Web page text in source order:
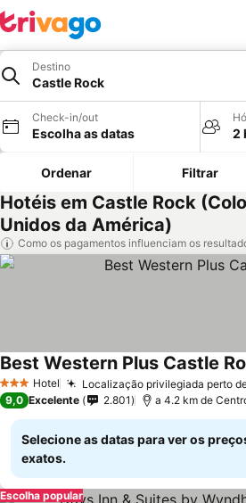
Destino
Castle Rock
Check-in/out
Escolha as datas 2
Ordenar Filtrar
Hotéis em Castle Rock
Unidos da América)
Como os pagamentos influenciam os
3 EstrelasHotel Localização privilegiada perto
Best Western Plus Castle
9,0 Excelente 2.801 a 4.2 km de
Selecione as datas para ver os
exatos.
Escolha popular